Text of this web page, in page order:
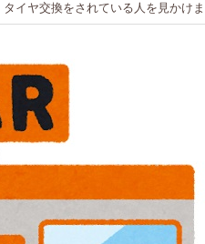
イヤ交換をされている人を見かけ